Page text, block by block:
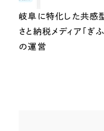
岐阜に特化した共感
さと納税メディア「ぎふ
の運営